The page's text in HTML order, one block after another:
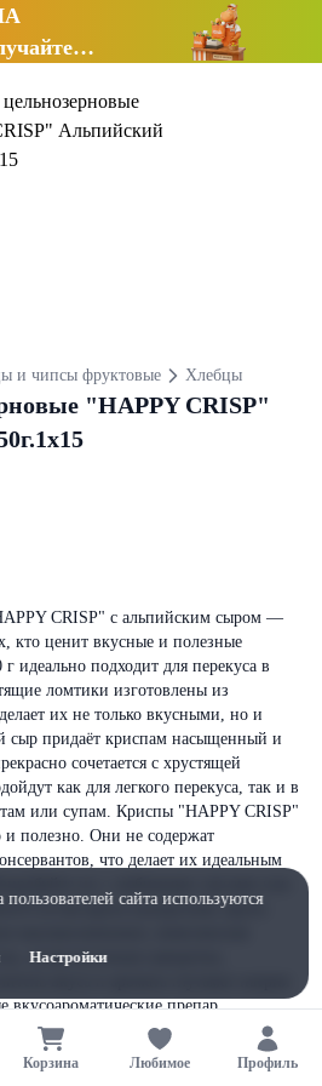
и чипсы фруктовые Хлебцы
"HAPPY CRISP"
CRISP" с альпийским сыром —
кто ценит вкусные и полезные
идеально подходит для перекуса в
ломтики изготовлены из
их не только вкусными, но и
сыр придаёт криспам насыщенный и
сочетается с хрустящей
как для легкого перекуса, так и в
или супам. Криспы "HAPPY CRISP"
полезно. Они не содержат
что делает их идеальным
кукурузная, крупа
высокоолеиновое, комплексная
сухая молочная сыворотка,
вкуса и аромата глутамат натрия
препар
Корзина Любимое Профиль
сайта используются
Настройки